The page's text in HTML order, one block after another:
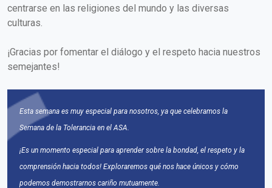
centrarse en las religiones del mundo y las diversas
culturas.
¡Gracias por fomentar el diálogo y el respeto hacia nuestros
semejantes!
Esta semana es muy especial para nosotros, ya que celebramos la
Semana de la Tolerancia en el ASA.
¡Es un momento especial para aprender sobre la bondad, el respeto y la
comprensión hacia todos! Exploraremos qué nos hace únicos y cómo
podemos demostrarnos cariño mutuamente.